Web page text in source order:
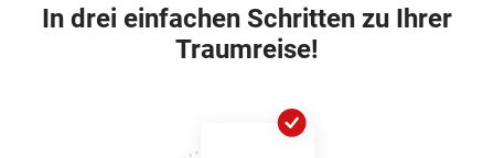
In drei einfachen Schritten zu Ihrer
Traumreise!